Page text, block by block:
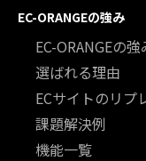
EC-ORANGEの強み
EC-ORANGEの強
選ばれる理由
ECサイトのリプ
課題解決例
機能一覧